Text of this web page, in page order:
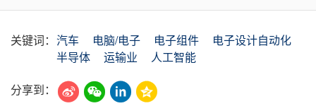
关键词： 汽车 电脑/电子 电子组件
电子设计自动化
半导体
运输业
人工智能
分享到：